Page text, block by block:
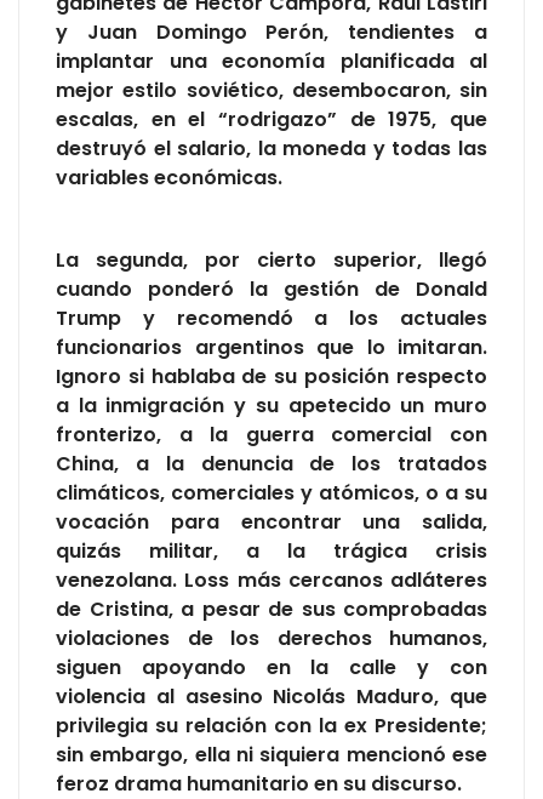
y Juan Domingo Perón, tendientes a
implantar una economía planificada al
mejor estilo soviético, desembocaron, sin
escalas, en el “rodrigazo” de 1975, que
destruyó el salario, la moneda y todas las
variables económicas.
La segunda, por cierto superior, llegó
cuando ponderó la gestión de Donald
Trump y recomendó a los actuales
funcionarios argentinos que lo imitaran.
Ignoro si hablaba de su posición respecto
a la inmigración y su apetecido un muro
fronterizo, a la guerra comercial con
China, a la denuncia de los tratados
climáticos, comerciales y atómicos, o a su
vocación para encontrar una salida,
quizás militar, a la trágica crisis
venezolana. Loss más cercanos adláteres
de Cristina, a pesar de sus comprobadas
violaciones de los derechos humanos,
siguen apoyando en la calle y con
violencia al asesino Nicolás Maduro, que
privilegia su relación con la ex Presidente;
sin embargo, ella ni siquiera mencionó ese
feroz drama humanitario en su discurso.